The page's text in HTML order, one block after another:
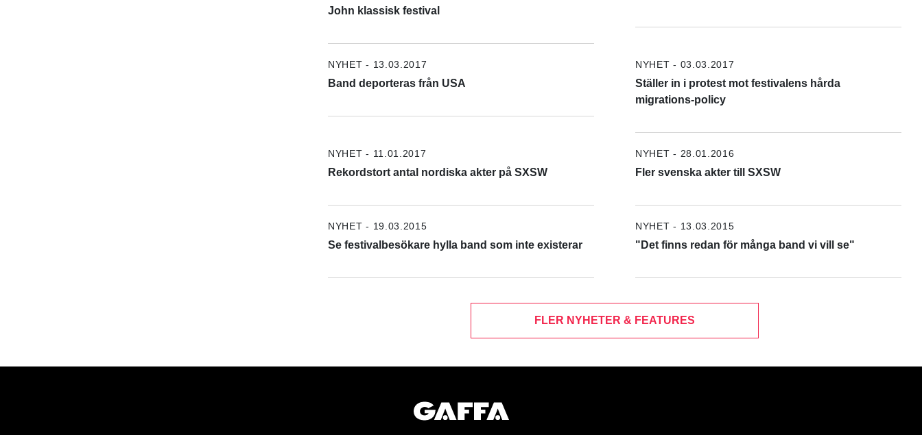
John klassisk festival
NYHET - 13.03.2017
Band deporteras från USA
NYHET - 03.03.2017
Ställer in i protest mot festivalens hårda
migrations-policy
NYHET - 11.01.2017
Rekordstort antal nordiska akter på SXSW
NYHET - 28.01.2016
Fler svenska akter till SXSW
NYHET - 19.03.2015
Se festivalbesökare hylla band som inte existerar
NYHET - 13.03.2015
"Det finns redan för många band vi vill se"
FLER NYHETER & FEATURES